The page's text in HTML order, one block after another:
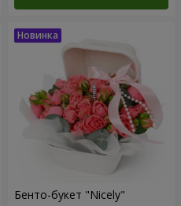
Бенто-букет "Nicely"